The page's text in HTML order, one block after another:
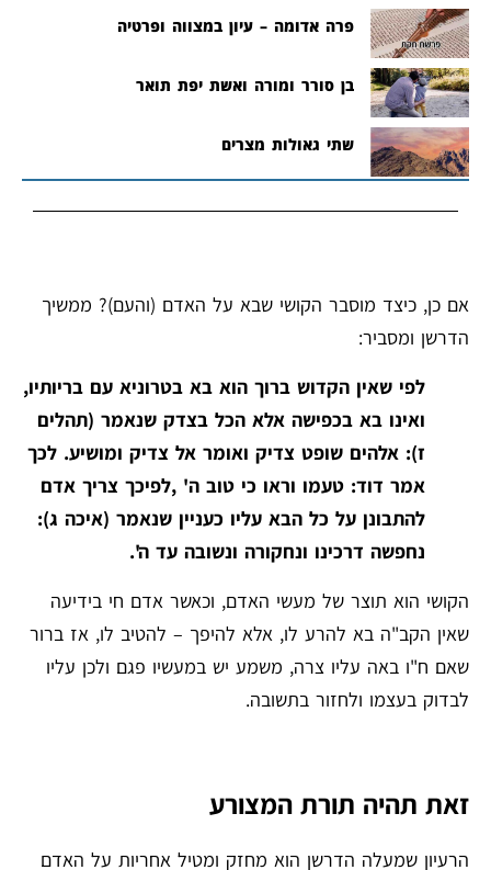
פרה אדומה – עיון במצווה ופרטיה
בן סורר ומורה ואשת יפת תואר
שתי גאולות מצרים
אם כן, כיצד מוסבר הקושי שבא על האדם (והעם)? ממשיך
הדרשן ומסביר:
לפי שאין הקדוש ברוך הוא בא בטרוניא עם בריותיו,
ואינו בא בכפישה אלא הכל בצדק שנאמר (תהלים
ז): אלהים שופט צדיק ואומר אל צדיק ומושיע. לכך
אמר דוד: טעמו וראו כי טוב ה' ,לפיכך צריך אדם
להתבונן על כל הבא עליו כעניין שנאמר (איכה ג):
נחפשה דרכינו ונחקורה ונשובה עד ה'.
הקושי הוא תוצר של מעשי האדם, וכאשר אדם חי בידיעה
שאין הקב"ה בא להרע לו, אלא להיפך – להטיב לו, אז ברור
שאם ח"ו באה עליו צרה, משמע יש במעשיו פגם ולכן עליו
לבדוק בעצמו ולחזור בתשובה.
זאת תהיה תורת המצורע
הרעיון שמעלה הדרשן הוא מחזק ומטיל אחריות על האדם